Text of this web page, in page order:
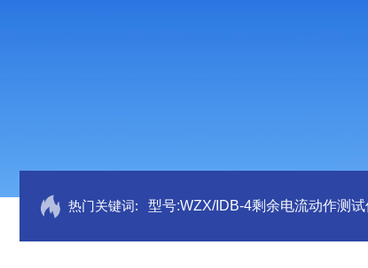
热门关键词: 型号:WZX/IDB-4剩余电流动作测